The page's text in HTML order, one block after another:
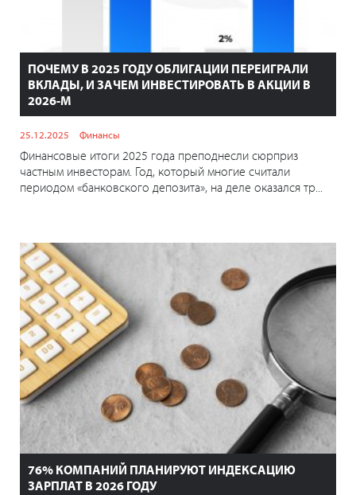
ПОЧЕМУ В 2025 ГОДУ ОБЛИГАЦИИ ПЕРЕИГРАЛИ
ВКЛАДЫ, И ЗАЧЕМ ИНВЕСТИРОВАТЬ В АКЦИИ В
2026-М
25.12.2025 Финансы
Финансовые итоги 2025 года преподнесли сюрприз
частным инвесторам. Год, который многие считали
периодом «банковского депозита», на деле оказался тр...
76% КОМПАНИЙ ПЛАНИРУЮТ ИНДЕКСАЦИЮ
ЗАРПЛАТ В 2026 ГОДУ